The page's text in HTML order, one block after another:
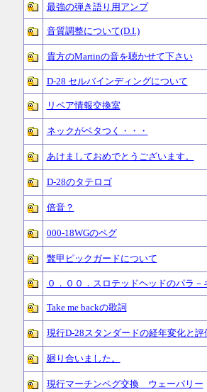
最強の弾き語り用アンプ
音質調整について(D.I.)
貴方のMartinの音を聴かせて下さい
D-28 セルバインディングについて
リペア情報交換室
ネックがベタつく・・・
あけましておめでとうございます。
D-28のタテロゴ
倍音？
000-18WGのペグ
鼈甲ピックガードについて
０．００．スロテッドヘッドのパラ
Take me backの歌詞
現行D-28スタンダードの経年変化と評
廻り合いました。
現行マーチンペグ交換 ウェーバリー